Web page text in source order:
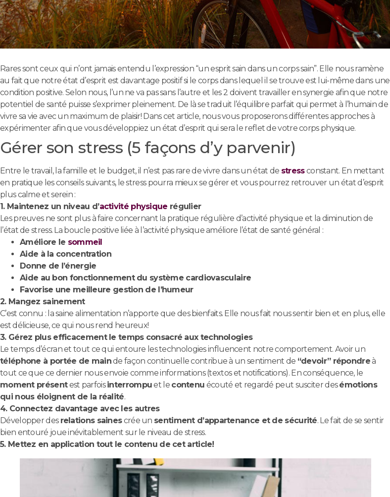
Rares sont ceux qui n’ont jamais entendu l’expression “un esprit sain dans un corps sain”. Elle nous ramène
au fait que notre état d’esprit est davantage positif si le corps dans lequel il se trouve est lui-même dans une
condition positive. Selon nous, l’un ne va pas sans l’autre et les 2 doivent travailler en synergie afin que notre
potentiel de santé puisse s’exprimer pleinement. De là se traduit l’équilibre parfait qui permet à l’humain de
vivre sa vie avec un maximum de plaisir! Dans cet article, nous vous proposerons différentes approches à
expérimenter afin que vous développiez un état d’esprit qui sera le reflet de votre corps physique.
Gérer son stress (5 façons d’y parvenir)
Entre le travail, la famille et le budget, il n’est pas rare de vivre dans un état de stressconstant. En mettant
en pratique les conseils suivants, le stress pourra mieux se gérer et vous pourrez retrouver un état d’esprit
plus calme et serein :
1. Maintenez un niveau d’activité physique régulier
Les preuves ne sont plus à faire concernant la pratique régulière d’activité physique et la diminution de
l’état de stress. La boucle positive liée à l’activité physique améliore l’état de santé général :
Améliore le sommeil
Aide à la concentration
Donne de l’énergie
Aide au bon fonctionnement du système cardiovasculaire
Favorise une meilleure gestion de l’humeur
2. Mangez sainement
C’est connu : la saine alimentation n’apporte que des bienfaits. Elle nous fait nous sentir bien et en plus, elle
est délicieuse, ce qui nous rend heureux!
3. Gérez plus efficacement le temps consacré aux technologies
Le temps d’écran et tout ce qui entoure les technologies influencent notre comportement. Avoir un
téléphone à portée de mainde façon continuelle contribue à un sentiment de “devoir” répondreà
tout ce que ce dernier nous envoie comme informations (textos et notifications). En conséquence, le
moment présentest parfoisinterrompuet le contenu écouté et regardé peut susciter desémotions
qui nous éloignent de la réalité.
4. Connectez davantage avec les autres
Développer des relations sainescrée un sentiment d’appartenance et de sécurité. Le fait de se sentir
bien entouré joue inévitablement sur le niveau de stress.
5. Mettez en application tout le contenu de cet article!